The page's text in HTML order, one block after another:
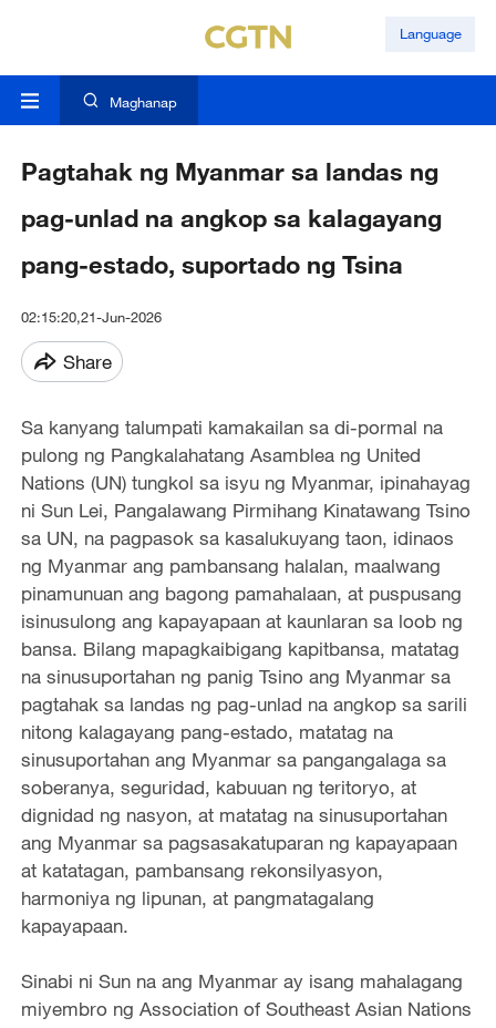
Language
Maghanap
Pagtahak ng Myanmar sa landas ng
pag-unlad na angkop sa kalagayang
pang-estado, suportado ng Tsina
02:15:20,21-Jun-2026
Share
Sa kanyang talumpati kamakailan sa di-pormal na
pulong ng Pangkalahatang Asamblea ng United
Nations (UN) tungkol sa isyu ng Myanmar, ipinahayag
ni Sun Lei, Pangalawang Pirmihang Kinatawang Tsino
sa UN, na pagpasok sa kasalukuyang taon, idinaos
ng Myanmar ang pambansang halalan, maalwang
pinamunuan ang bagong pamahalaan, at puspusang
isinusulong ang kapayapaan at kaunlaran sa loob ng
bansa. Bilang mapagkaibigang kapitbansa, matatag
na sinusuportahan ng panig Tsino ang Myanmar sa
pagtahak sa landas ng pag-unlad na angkop sa sarili
nitong kalagayang pang-estado, matatag na
sinusuportahan ang Myanmar sa pangangalaga sa
soberanya, seguridad, kabuuan ng teritoryo, at
dignidad ng nasyon, at matatag na sinusuportahan
ang Myanmar sa pagsasakatuparan ng kapayapaan
at katatagan, pambansang rekonsilyasyon,
harmoniya ng lipunan, at pangmatagalang
kapayapaan.
Sinabi ni Sun na ang Myanmar ay isang mahalagang
miyembro ng Association of Southeast Asian Nations